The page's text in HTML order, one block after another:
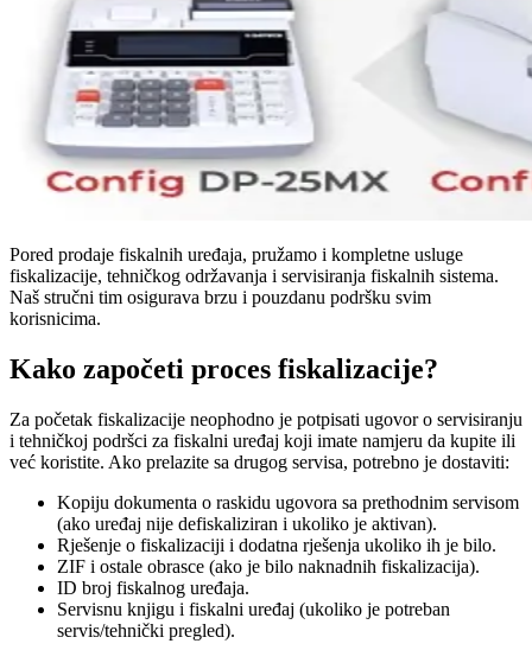
Pored prodaje fiskalnih uređaja, pružamo i kompletne usluge
fiskalizacije, tehničkog održavanja i servisiranja fiskalnih sistema.
Naš stručni tim osigurava brzu i pouzdanu podršku svim
korisnicima.
Kako započeti proces fiskalizacije?
Za početak fiskalizacije neophodno je potpisati ugovor o servisiranju
i tehničkoj podršci za fiskalni uređaj koji imate namjeru da kupite ili
već koristite. Ako prelazite sa drugog servisa, potrebno je dostaviti:
Kopiju dokumenta o raskidu ugovora sa prethodnim servisom
(ako uređaj nije defiskaliziran i ukoliko je aktivan).
Rješenje o fiskalizaciji i dodatna rješenja ukoliko ih je bilo.
ZIF i ostale obrasce (ako je bilo naknadnih fiskalizacija).
ID broj fiskalnog uređaja.
Servisnu knjigu i fiskalni uređaj (ukoliko je potreban
servis/tehnički pregled).